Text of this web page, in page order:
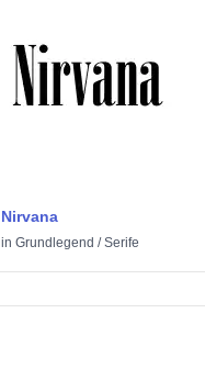
Nirvana
in Grundlegend /Serife